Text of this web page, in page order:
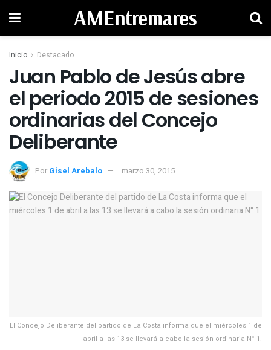
AMEntremares
Inicio Destacado
Juan Pablo de Jesús abre
el periodo 2015 de sesiones
ordinarias del Concejo
Deliberante
Por Gisel Arebalo marzo 30, 2015
El Concejo Deliberante del partido de La Costa informa que el miércoles 1 de
abril a las 13 se llevará a cabo la sesión ordinaria N° 1.